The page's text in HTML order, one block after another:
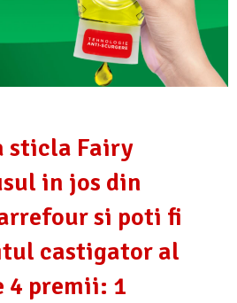
sticla Fairy
in jos din
si poti fi
castigator al
4 premii: 1